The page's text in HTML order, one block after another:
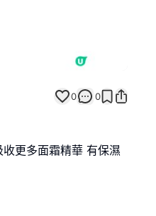
0 0
更多面霜精華 有保濕